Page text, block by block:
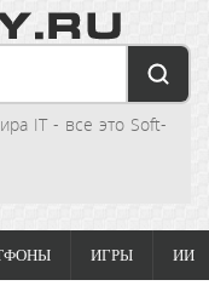
IT - все это Soft-
ИГРЫ ИИ